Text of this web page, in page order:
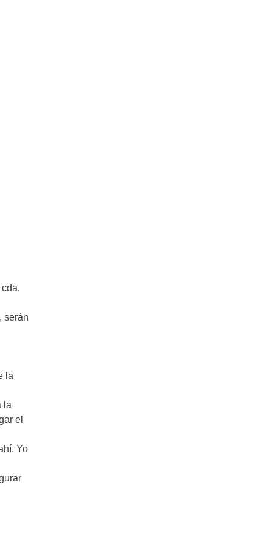
serán
la
la
el
Yo